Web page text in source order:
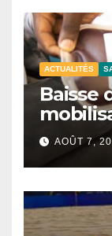
ACTUALITÉS
Baisse
CNTS
AOÛT 7,